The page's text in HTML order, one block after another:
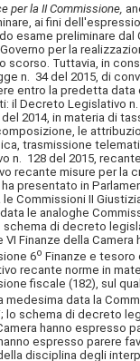
per la II Commissione,
ai fini
esame preliminare
per la
scorso. Tuttavia, in
n. 34 del 2015, di
entro la predetta
il Decreto Legislativo
2014, in materia di
le
trasmissione
n. 128 del 2015,
recante misure per la
presentato in
Commissioni II
le analoghe
di decreto
Finanze della
6o Finanze e
recante norme in
fiscale (182), sul
medesima data la
schema di decreto
hanno
espresso parere
disciplina degli